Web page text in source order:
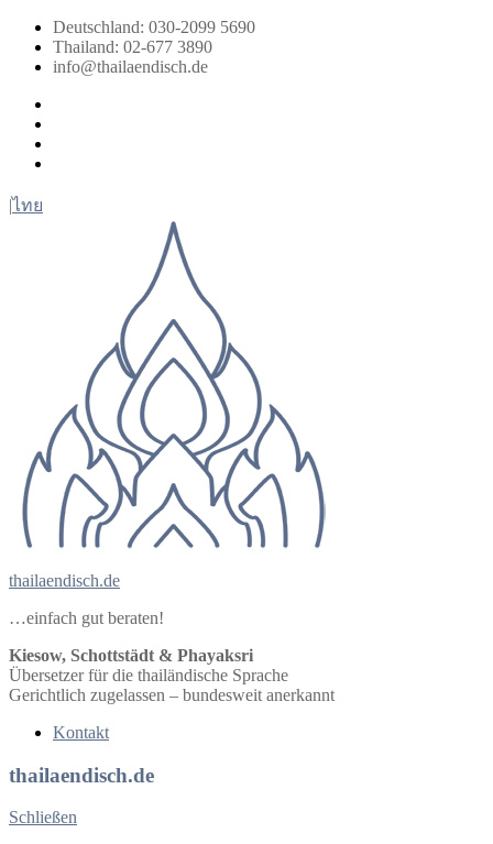
Zum
Inhalt
springen
Deutschland: 030-2099 5690
Thailand: 02-677 3890
info@thailaendisch.de
|ไทย
thailaendisch.de
…einfach gut beraten!
Kiesow, Schottstädt & Phayaksri
Übersetzer für die thailändische Sprache
Gerichtlich zugelassen – bundesweit anerkannt
Kontakt
thailaendisch.de
Schließen